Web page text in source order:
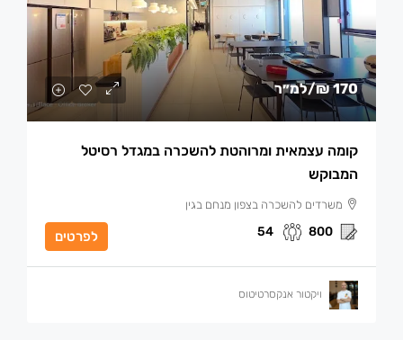
170 ₪ /למ״ר
קומה עצמאית ומרוהטת להשכרה במגדל רסיטל
המבוקש
משרדים להשכרה בצפון מנחם בגין
800
54 לפרטים
ויקטור אנקסרטיטוס